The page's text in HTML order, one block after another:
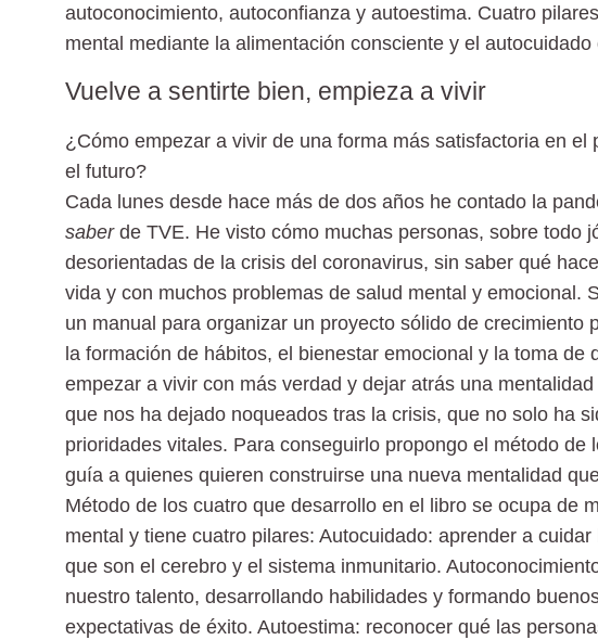
autoconocimiento, autoconfianza y autoestima. Cuatro
mental mediante la alimentación consciente y el
Vuelve a sentirte bien, empieza a vivir
¿Cómo empezar a vivir de una forma más satisfactoria en
el futuro?
Cada lunes desde hace más de dos años he contado la
saberde TVE. He visto cómo muchas personas, sobre todo
desorientadas de la crisis del coronavirus, sin saber qué
vida y con muchos problemas de salud mental y emocional.
un manual para organizar un proyecto sólido de crecimiento
la formación de hábitos, el bienestar emocional y la toma de
empezar a vivir con más verdad y dejar atrás una
que nos ha dejado noqueados tras la crisis, que no solo ha
prioridades vitales. Para conseguirlo propongo el método de
guía a quienes quieren construirse una nueva mentalidad
Método de los cuatro que desarrollo en el libro se ocupa de
mental y tiene cuatro pilares: Autocuidado: aprender a
que son el cerebro y el sistema inmunitario.
nuestro talento, desarrollando habilidades y formando
expectativas de éxito. Autoestima: reconocer qué las